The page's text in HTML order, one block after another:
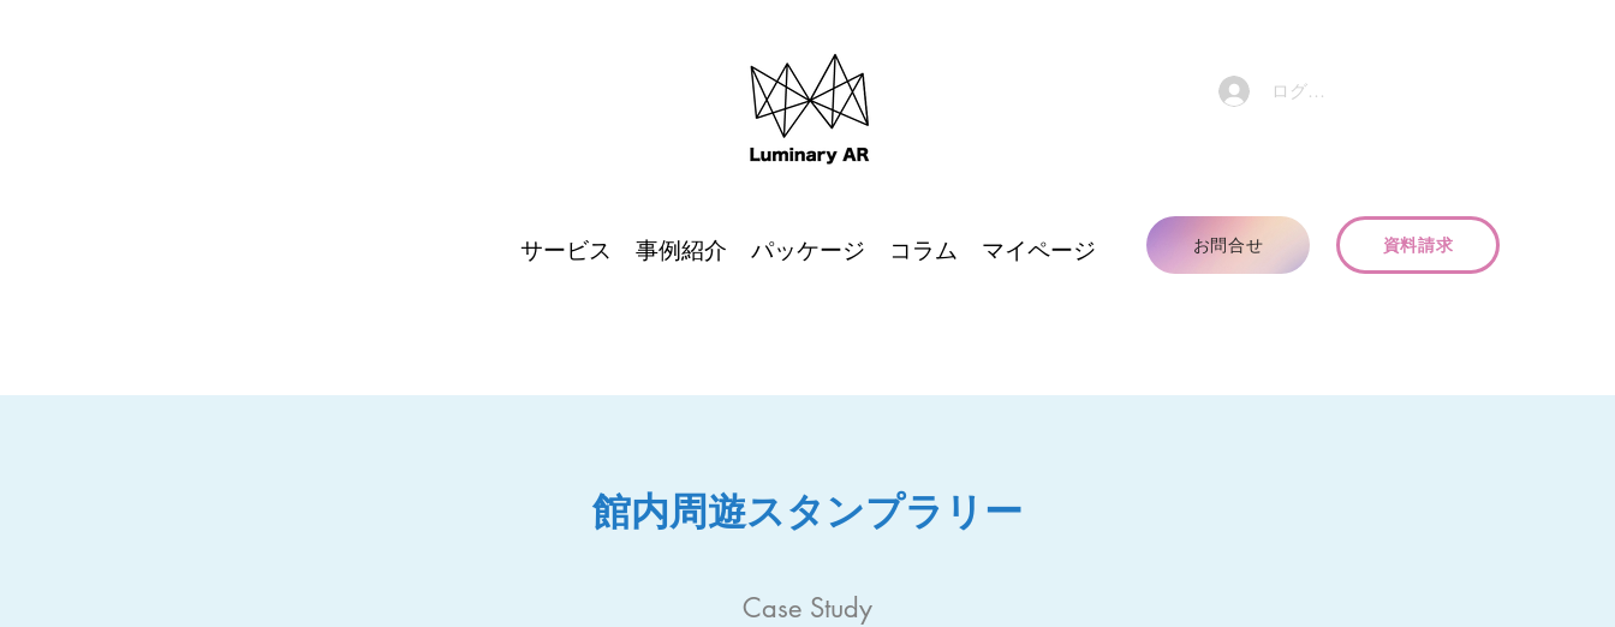
ログイン
サービス 事例紹介 パッケージ コラム マイページ お問合せ 資料請求
館内周遊スタンプラリー
Case Study